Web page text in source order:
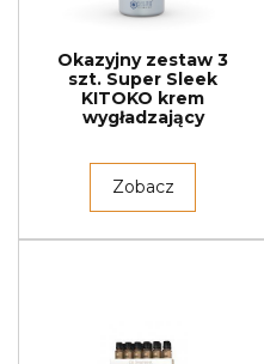
Okazyjny zestaw 3
szt. Super Sleek
KITOKO krem
wygładzający
Zobacz